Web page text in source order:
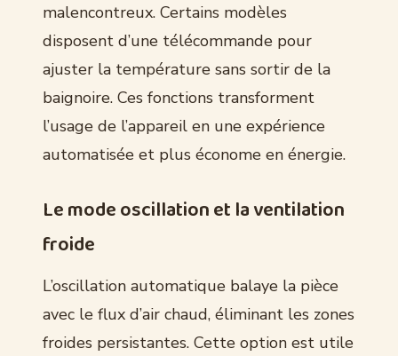
malencontreux. Certains modèles
disposent d’une télécommande pour
ajuster la température sans sortir de la
baignoire. Ces fonctions transforment
l’usage de l’appareil en une expérience
automatisée et plus économe en énergie.
Le mode oscillation et la ventilation
froide
L’oscillation automatique balaye la pièce
avec le flux d’air chaud, éliminant les zones
froides persistantes. Cette option est utile